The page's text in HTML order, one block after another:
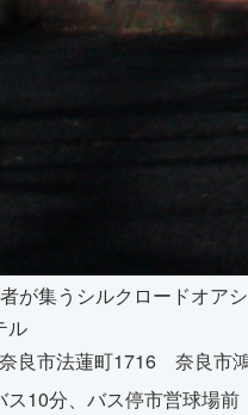
が集うシルクロードオア
ル
良市法蓮町1716 奈良市
ス10分、バス停市営球場